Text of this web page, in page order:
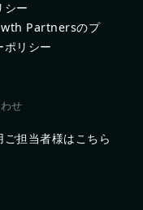
シー
Partnersのプ
ポリシー
せ
ご担当者様はこちら